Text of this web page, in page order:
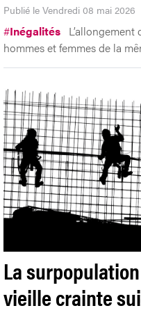
Publié le Vendredi 08 mai 2026
#Inégalités L’allongement
hommes et femmes de la
La
vieille crainte